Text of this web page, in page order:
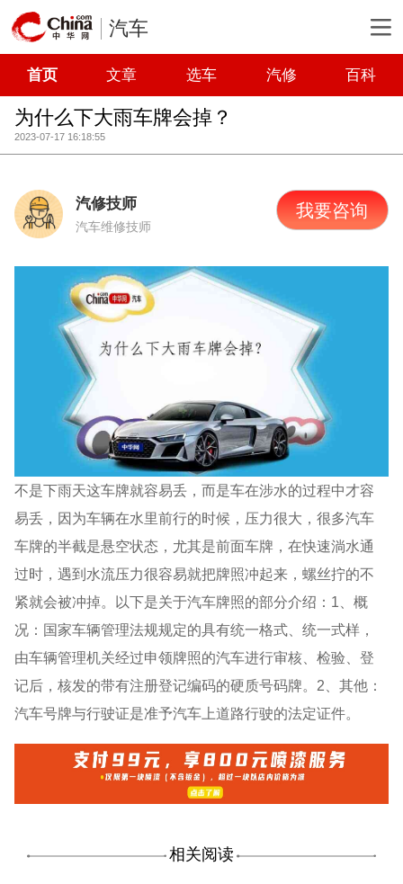
汽车
首页 文章 选车 汽修 百科
为什么下大雨车牌会掉？
2023-07-17 16:18:55
汽修技师
汽车维修技师
我要咨询
不是下雨天这车牌就容易丢，而是车在涉水的过程中才容
易丢，因为车辆在水里前行的时候，压力很大，很多汽车
车牌的半截是悬空状态，尤其是前面车牌，在快速淌水通
过时，遇到水流压力很容易就把牌照冲起来，螺丝拧的不
紧就会被冲掉。以下是关于汽车牌照的部分介绍：1、概
况：国家车辆管理法规规定的具有统一格式、统一式样，
由车辆管理机关经过申领牌照的汽车进行审核、检验、登
记后，核发的带有注册登记编码的硬质号码牌。2、其他：
汽车号牌与行驶证是准予汽车上道路行驶的法定证件。
相关阅读